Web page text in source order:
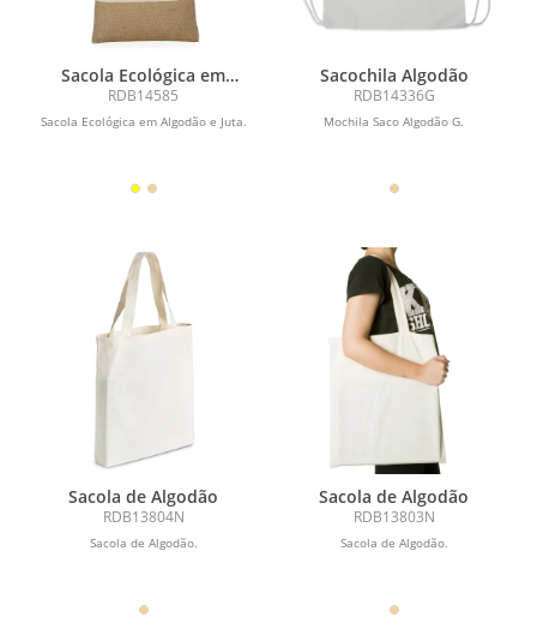
Sacola Ecológica em
Algodão e Juta
RDB14585
Sacola Ecológica em Algodão e Juta.
Sacochila Algodão
RDB14336G
Mochila Saco Algodão G.
Sacola de Algodão
RDB13804N
Sacola de Algodão.
Sacola de Algodão
RDB13803N
Sacola de Algodão.